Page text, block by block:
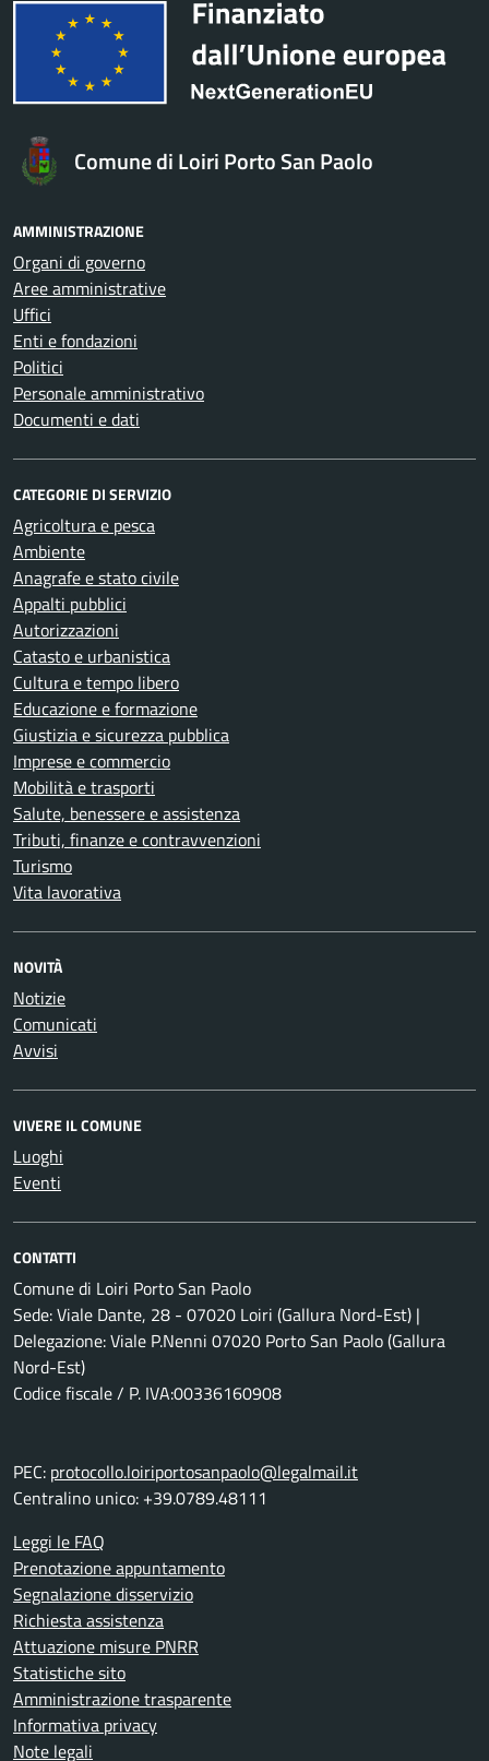
Comune di Loiri Porto San Paolo
AMMINISTRAZIONE
Organi di governo
Aree amministrative
Uffici
Enti e fondazioni
Politici
Personale amministrativo
Documenti e dati
CATEGORIE DI SERVIZIO
Agricoltura e pesca
Ambiente
Anagrafe e stato civile
Appalti pubblici
Autorizzazioni
Catasto e urbanistica
Cultura e tempo libero
Educazione e formazione
Giustizia e sicurezza pubblica
Imprese e commercio
Mobilità e trasporti
Salute, benessere e assistenza
Tributi, finanze e contravvenzioni
Turismo
Vita lavorativa
NOVITÀ
Notizie
Comunicati
Avvisi
VIVERE IL COMUNE
Luoghi
Eventi
CONTATTI
Comune di Loiri Porto San Paolo
Sede: Viale Dante, 28 - 07020 Loiri (Gallura Nord-Est) |
Delegazione: Viale P.Nenni 07020 Porto San Paolo (Gallura
Nord-Est)
Codice fiscale / P. IVA:00336160908
PEC: protocollo.loiriportosanpaolo@legalmail.it
Centralino unico: +39.0789.48111
Leggi le FAQ
Prenotazione appuntamento
Segnalazione disservizio
Richiesta assistenza
Attuazione misure PNRR
Statistiche sito
Amministrazione trasparente
Informativa privacy
Note legali